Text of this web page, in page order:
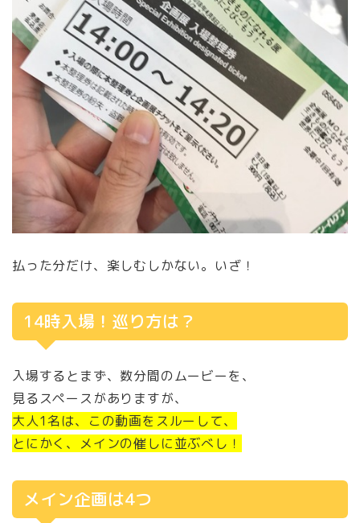
払った分だけ、楽しむしかない。いざ！
14時入場！巡り方は？
入場するとまず、数分間のムービーを、
見るスペースがありますが、
大人1名は、この動画をスルーして、
とにかく、メインの催しに並ぶべし！
メイン企画は4つ